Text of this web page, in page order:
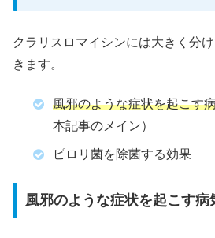
クラリスロマイシンには大きく分
きます。
風邪のような症状を起こす
本記事のメイン）
ピロリ菌を除菌する効果
風邪のような症状を起こす病